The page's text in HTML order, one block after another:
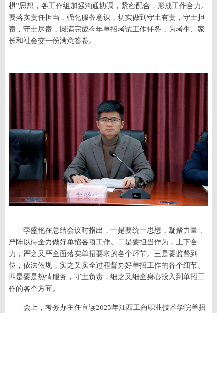
棋”思想，各工作组加强沟通协调，紧密配合，形成工作合力。
要落实责任担当，强化服务意识，切实做到守土有责，守土担
责，守土尽责，圆满完成今年单招考试工作任务，为考生、家
长和社会交一份满意答卷。
李盛艳在总结会议时指出，一是要统一思想，凝聚力量，
严阵以待全力做好单招各项工作。二是要担当作为，上下合
力，严之又严全面落实单招要求的各个环节。三是要监督到
位，依法依规，实之又实全过程督办好单招工作的各个细节。
四是要是热情服务，守土负责，细之又细全身心投入到单招工
作的各个方面。
会上，考务办主任宣读2025年江西工商职业技术学院单招